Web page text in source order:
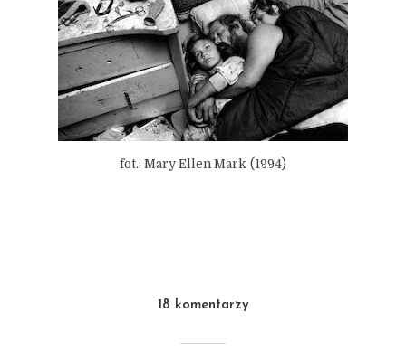
fot.: Mary Ellen Mark (1994)
18 komentarzy